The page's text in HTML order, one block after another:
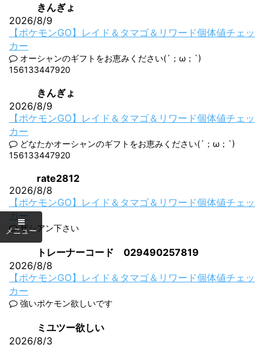
きんぎょ
2026/8/9
【ポケモンGO】レイド＆タマゴ＆リワード個体値チェッ
カー
オーシャンのギフトをお恵みください(´；ω；`)
156133447920
きんぎょ
2026/8/9
【ポケモンGO】レイド＆タマゴ＆リワード個体値チェッ
カー
どなたかオーシャンのギフトをお恵みください(´；ω；`)
156133447920
rate2812
2026/8/8
【ポケモンGO】レイド＆タマゴ＆リワード個体値チェッ
カー
ザシアン下さい
トレーナーコード 029490257819
2026/8/8
【ポケモンGO】レイド＆タマゴ＆リワード個体値チェッ
カー
強いポケモン欲しいです
ミユツー欲しい
2026/8/3